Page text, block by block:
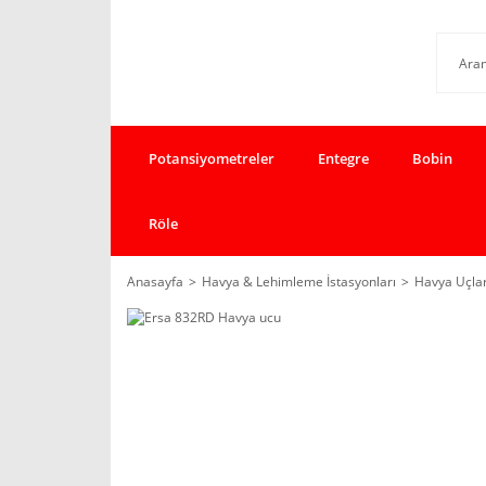
Potansiyometreler Entegre Bobin
Röle
Anasayfa Havya & Lehimleme İstasyonları Havya